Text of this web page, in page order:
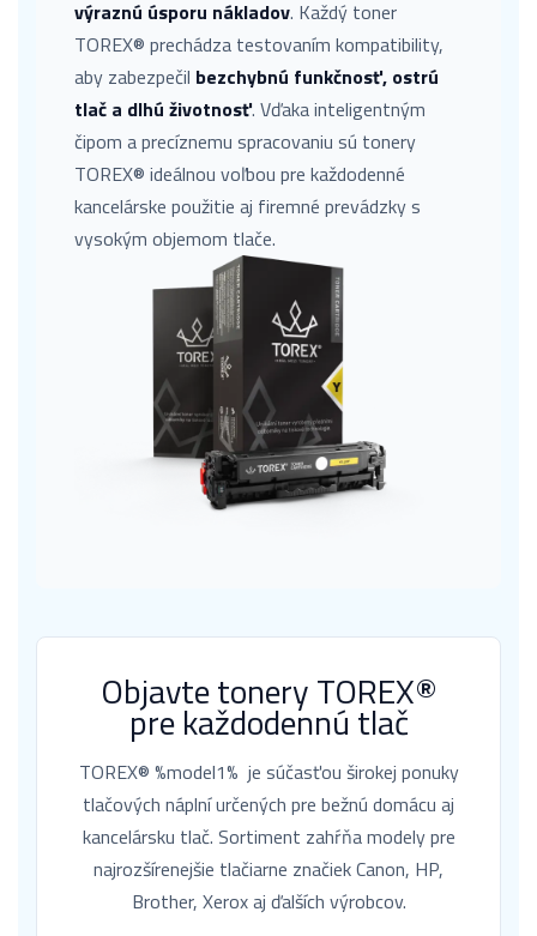
výraznú úsporu nákladov. Každý toner
TOREX® prechádza testovaním kompatibility,
aby zabezpečil bezchybnú funkčnosť, ostrú
tlač a dlhú životnosť. Vďaka inteligentným
čipom a precíznemu spracovaniu sú tonery
TOREX® ideálnou voľbou pre každodenné
kancelárske použitie aj firemné prevádzky s
vysokým objemom tlače.
Objavte tonery TOREX®
pre každodennú tlač
TOREX® %model1% je súčasťou širokej ponuky
tlačových náplní určených pre bežnú domácu aj
kancelársku tlač. Sortiment zahŕňa modely pre
najrozšírenejšie tlačiarne značiek Canon, HP,
Brother, Xerox aj ďalších výrobcov.